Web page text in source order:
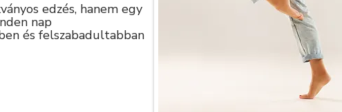
edzés, hanem egy
nap
és felszabadultabban